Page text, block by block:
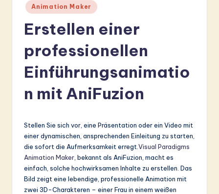
A
G
L
Posted
in
Animation Maker
Erstellen einer
professionellen
Einführungsanimatio
n mit AniFuzion
Stellen Sie sich vor, eine Präsentation oder ein Video mit
einer dynamischen, ansprechenden Einleitung zu starten,
die sofort die Aufmerksamkeit erregt. Visual Paradigms
Animation Maker , bekannt als AniFuzion, macht es
einfach, solche hochwirksamen Inhalte zu erstellen. Das
Bild zeigt eine lebendige, professionelle Animation mit
zwei 3D-Charakteren – einer Frau in einem weißen